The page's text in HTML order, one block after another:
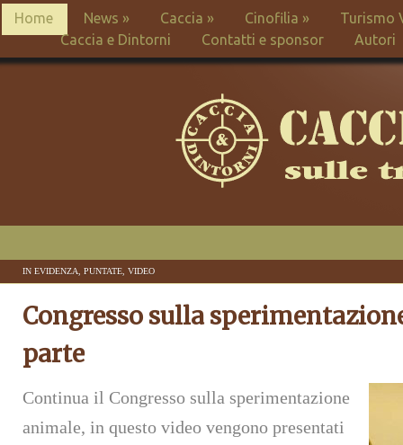
Home News » Caccia » Cinofilia »
Turismo
Caccia e Dintorni
Contatti e sponsor Autori
IN EVIDENZA PUNTATE VIDEO
Congresso sulla
parte
Continua il Congresso sulla sperimentazione
animale, in questo video vengono presentati